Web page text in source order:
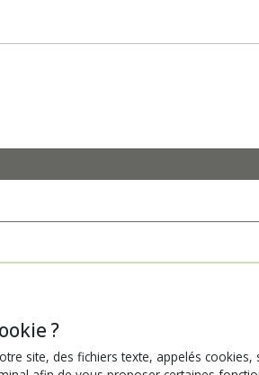
?
site, des fichiers texte, appelés